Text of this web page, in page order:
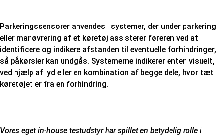
Parkeringssensorer anvendes i systemer, der under parkering
eller manøvrering af et køretøj assisterer føreren ved at
identificere og indikere afstanden til eventuelle forhindringer,
så påkørsler kan undgås. Systemerne indikerer enten visuelt,
ved hjælp af lyd eller en kombination af begge dele, hvor tæt
køretøjet er fra en forhindring.
Vores eget in-house testudstyr har spillet en betydelig rolle i